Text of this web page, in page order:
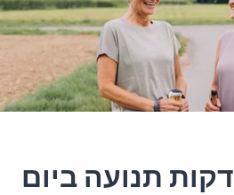
אפילו רק 5 דקות תנועה ביום